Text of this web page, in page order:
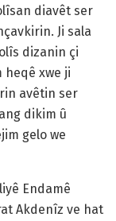
diavêt ser
Ji sala
dizanin çi
heqê xwe ji
avêtin ser
dikim û
gelo we
Endamê
Akdenîz ve hat